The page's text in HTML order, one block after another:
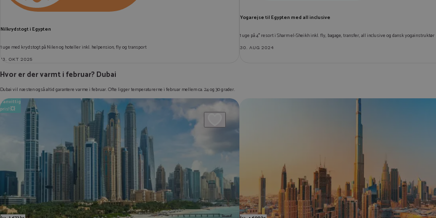
Nilkrydstogt i Egypten
1 uge med krydstogt på Nilen og hoteller inkl. helpension, fly og transport
13. OKT 2025
Yogarejse til Egypten med all inclusive
1 uge på 4* resort i Sharm el-Sheikh inkl. fly, bagage, transfer, all inclusive og dansk yogainstruktør
30. AUG 2024
Hvor er der varmt i februar? Dubai
Dubai vil næsten også altid garantere varme i februar. Ofte ligger temperaturerne i februar mellem ca. 24 og 30 grader.
Vanvittig
pris! 💥